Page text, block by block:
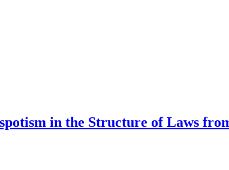
in the Structure of Laws